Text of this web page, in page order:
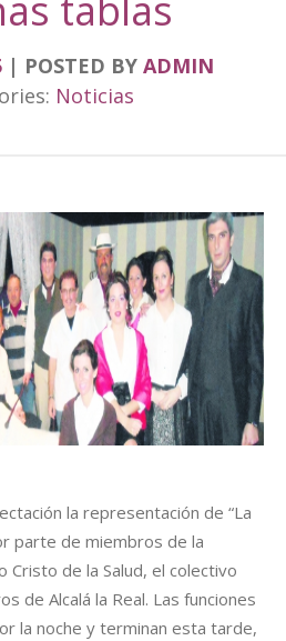
POSTED BY ADMIN
Noticias
la representación de “La
parte de miembros de la
Cristo de la Salud, el colectivo
de Alcalá la Real. Las funciones
la noche y terminan esta tarde,